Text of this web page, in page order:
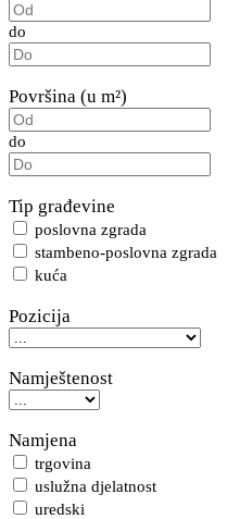
do
Površina (u m²)
do
Tip građevine
poslovna zgrada
stambeno-poslovna zgrada
kuća
Pozicija
Namještenost
Namjena
trgovina
uslužna djelatnost
uredski